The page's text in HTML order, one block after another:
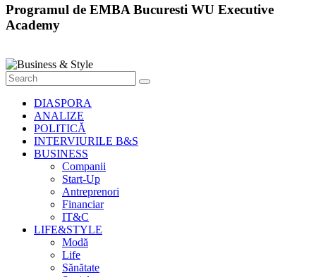
Business
&
Știri
cu
Programul de EMBA Bucuresti WU Executive
Academy
DIASPORA
ANALIZE
POLITICĂ
INTERVIURILE B&S
BUSINESS
Companii
Start-Up
Antreprenori
Financiar
IT&C
LIFE&STYLE
Modă
Life
Sănătate